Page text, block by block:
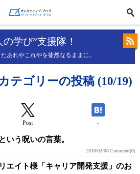
学び”支援隊！
あれやこれやを徒然なるままに。
テゴリーの投稿 (10/19)
Post -
いう呪いの言葉。
2018/02/08 Comment(0)
エイト様「キャリア開発支援」のお